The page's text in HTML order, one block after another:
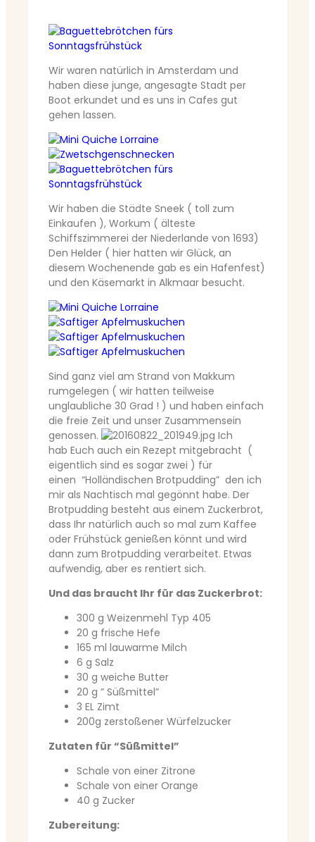
Wir waren natürlich in Amsterdam und
haben diese junge, angesagte Stadt per
Boot erkundet und es uns in Cafes gut
gehen lassen.
Wir haben die Städte Sneek ( toll zum
Einkaufen ), Workum ( älteste
Schiffszimmerei der Niederlande von 1693)
Den Helder ( hier hatten wir Glück, an
diesem Wochenende gab es ein Hafenfest)
und den Käsemarkt in Alkmaar besucht.
Sind ganz viel am Strand von Makkum
rumgelegen ( wir hatten teilweise
unglaubliche 30 Grad ! ) und haben einfach
die freie Zeit und unser Zusammensein
genossen.
Ich
hab Euch auch ein Rezept mitgebracht (
eigentlich sind es sogar zwei ) für
einen “Holländischen Brotpudding” den ich
mir als Nachtisch mal gegönnt habe. Der
Brotpudding besteht aus einem Zuckerbrot,
dass Ihr natürlich auch so mal zum Kaffee
oder Frühstück genießen könnt und wird
dann zum Brotpudding verarbeitet. Etwas
aufwendig, aber es rentiert sich.
Und das braucht Ihr für das Zuckerbrot:
300 g Weizenmehl Typ 405
20 g frische Hefe
165 ml lauwarme Milch
6 g Salz
30 g weiche Butter
20 g ” Süßmittel”
3 EL Zimt
200g zerstoßener Würfelzucker
Zutaten für “Süßmittel”
Schale von einer Zitrone
Schale von einer Orange
40 g Zucker
Zubereitung: